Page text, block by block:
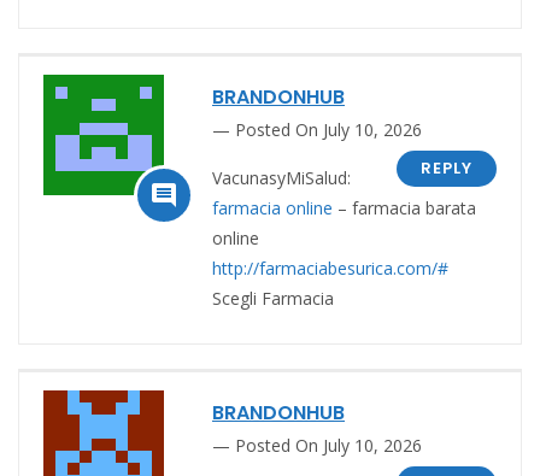

BRANDONHUB
Posted On July 10, 2026
REPLY
VacunasyMiSalud:
farmacia online – farmacia barata
online
http://farmaciabesurica.com/#
Scegli Farmacia
BRANDONHUB
Posted On July 10, 2026